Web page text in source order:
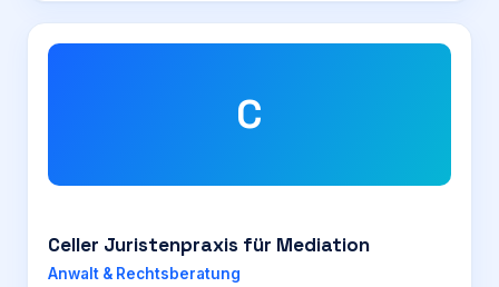
C
Celler Juristenpraxis für Mediation
Anwalt & Rechtsberatung